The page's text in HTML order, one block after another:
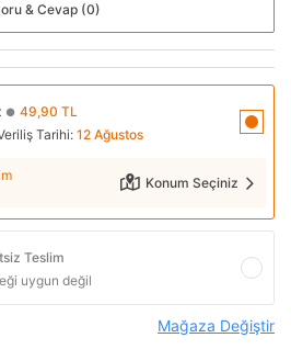
& Cevap (0)
● 49,90 TL
Tarihi: 12 Ağustos
Konum Seçiniz
Teslim
uygun değil
Mağaza Değiştir